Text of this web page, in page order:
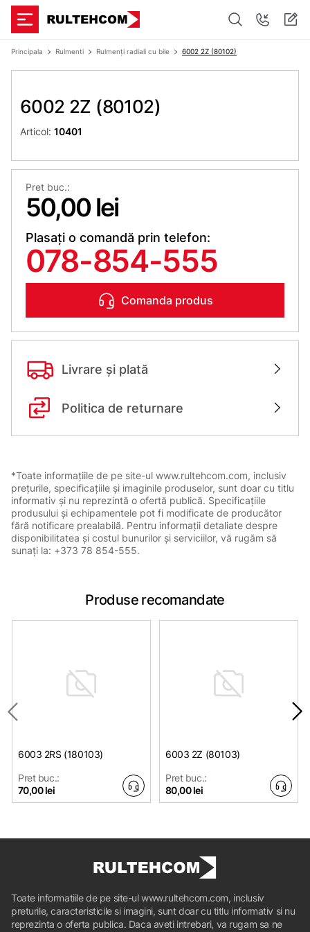
Principala Rulmenti Rulmenți radiali cu bile 6002 2Z (80102)
6002 2Z (80102)
Articol: 10401
Pret buc.:
50,00 lei
Plasați o comandă prin telefon:
078-854-555
Comanda produs
Livrare și plată
Politica de returnare
*Toate informațiile de pe site-ul www.rultehcom.com, inclusiv
prețurile, specificațiile și imaginile produselor, sunt doar cu titlu
informativ și nu reprezintă o ofertă publică. Specificațiile
produsului și echipamentele pot fi modificate de producător
fără notificare prealabilă. Pentru informații detaliate despre
disponibilitatea și costul bunurilor și serviciilor, vă rugăm să
sunați la: +373 78 854-555.
Produse recomandate
6003 2RS (180103)
Pret buc.:
70,00 lei
6003 2Z (80103)
Pret buc.:
80,00 lei
Toate informatiile de pe site-ul www.rultehcom.com, inclusiv
preturile, caracteristicile si imagini, sunt doar cu titlu informativ si nu
reprezinta o oferta publica. Daca aveti intrebari, va rugam sa ne